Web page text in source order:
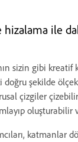
hizalama ile
sizin gibi
doğru şekilde
çizgiler
katmanlar